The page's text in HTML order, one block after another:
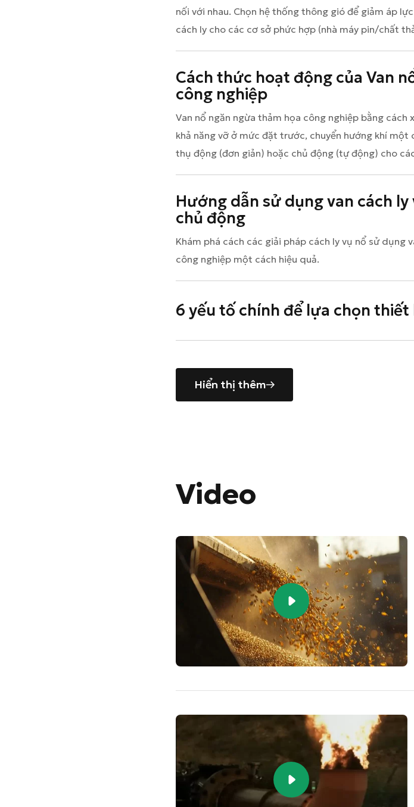
nối với nhau. Chọn hệ thống thông gió để giảm áp
cách ly cho các cơ sở phức hợp (nhà máy pin/chất
Cách thức hoạt động của Van
công nghiệp
Van nổ ngăn ngừa thảm họa công nghiệp bằng
khả năng vỡ ở mức đặt trước, chuyển hướng khí một
thụ động (đơn giản) hoặc chủ động (tự động) cho
Hướng dẫn sử dụng van cách
chủ động
Khám phá cách các giải pháp cách ly vụ nổ sử dụng
công nghiệp một cách hiệu quả.
6 yếu tố chính để lựa chọn
Hiển thị thêm
Video